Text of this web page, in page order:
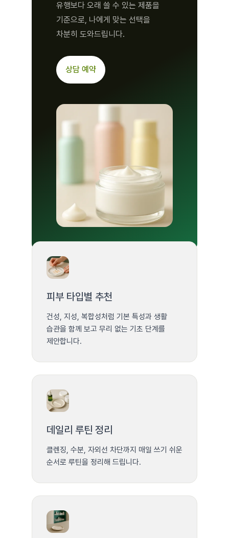
유행보다 오래 쓸 수 있는 제품을
기준으로, 나에게 맞는 선택을
차분히 도와드립니다.
상담 예약
피부 타입별 추천
건성, 지성, 복합성처럼 기본 특성과 생활
습관을 함께 보고 무리 없는 기초 단계를
제안합니다.
데일리 루틴 정리
클렌징, 수분, 자외선 차단까지 매일 쓰기 쉬운
순서로 루틴을 정리해 드립니다.